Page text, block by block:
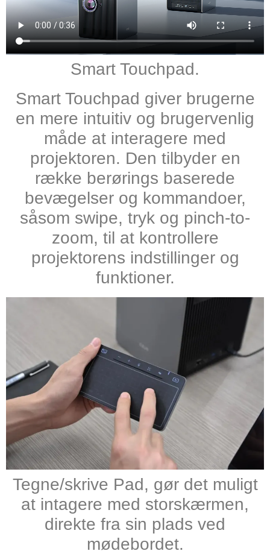
Smart Touchpad.
Smart Touchpad giver brugerne
en mere intuitiv og brugervenlig
måde at interagere med
projektoren. Den tilbyder en
række berørings baserede
bevægelser og kommandoer,
såsom swipe, tryk og pinch-to-
zoom, til at kontrollere
projektorens indstillinger og
funktioner.
Tegne/skrive Pad, gør det muligt
at intagere med storskærmen,
direkte fra sin plads ved
mødebordet.